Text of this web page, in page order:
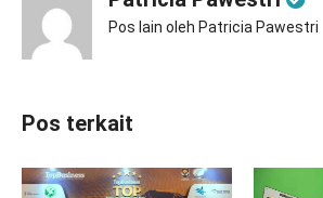
Pos lain oleh Patricia Pawestri
Pos terkait